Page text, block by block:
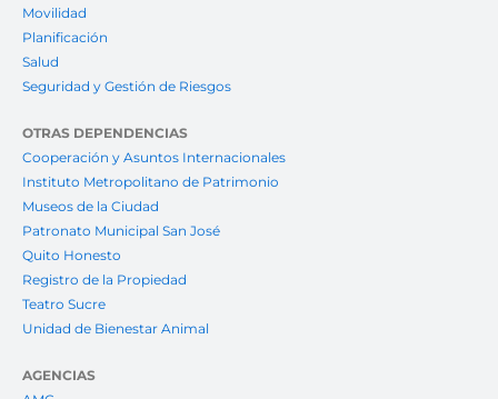
Movilidad
Planificación
Salud
Seguridad y Gestión de Riesgos
OTRAS DEPENDENCIAS
Cooperación y Asuntos Internacionales
Instituto Metropolitano de Patrimonio
Museos de la Ciudad
Patronato Municipal San José
Quito Honesto
Registro de la Propiedad
Teatro Sucre
Unidad de Bienestar Animal
AGENCIAS